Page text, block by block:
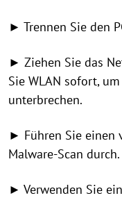
► Trennen Sie den
► Ziehen Sie das
Sie WLAN sofort,
unterbrechen.
► Führen Sie einen
Malware-Scan durch.
► Verwenden Sie